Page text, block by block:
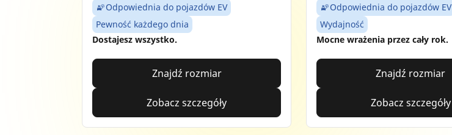
Odpowiednia do pojazdów EV
Pewność każdego dnia
Dostajesz wszystko.
Znajdź rozmiar
Zobacz szczegóły
Odpowiednia do pojazdów EV
Wydajność
Mocne wrażenia przez cały rok.
Znajdź rozmiar
Zobacz szczegóły